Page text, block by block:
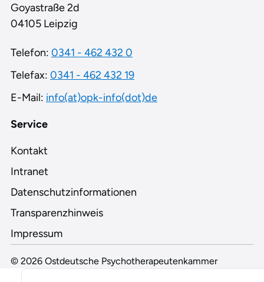
Service
Kontakt
Intranet
Datenschutzinformationen
Transparenzhinweis
Impressum
Goyastraße 2d
04105 Leipzig
Telefon: 0341 - 462 432 0
Telefax: 0341 - 462 432 19
E-Mail: info(at)opk-info(dot)de
© 2026 Ostdeutsche Psychotherapeutenkammer